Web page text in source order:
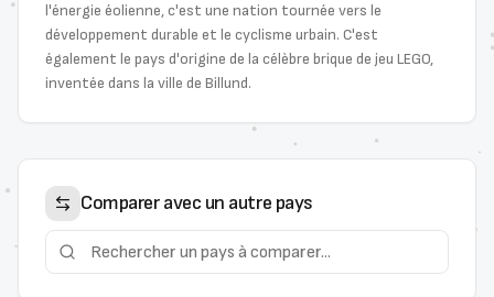
l'énergie éolienne, c'est une nation tournée vers le
développement durable et le cyclisme urbain. C'est
également le pays d'origine de la célèbre brique de jeu LEGO,
inventée dans la ville de Billund.
Comparer avec un autre pays